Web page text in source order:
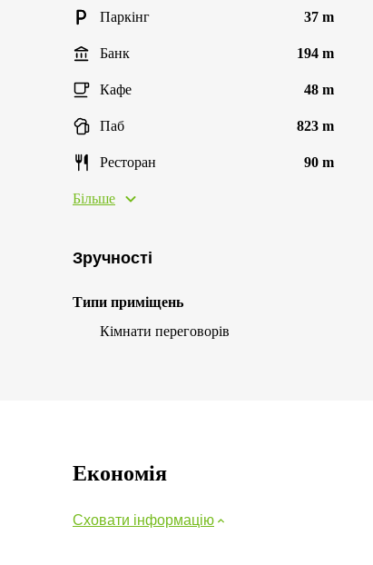
Паркінг 37 m
Банк 194 m
Кафе 48 m
Паб 823 m
Ресторан 90 m
Більше
Зручності
Типи приміщень
Кімнати переговорів
Економія
Сховати інформацію